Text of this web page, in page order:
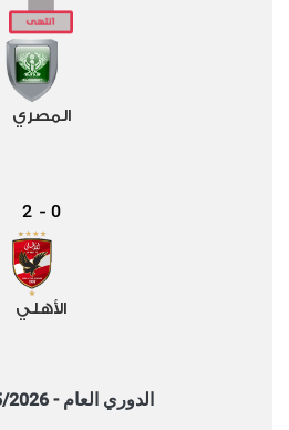
المصري
0
-
2
الأهلي
الدوري العام - 2025/2026